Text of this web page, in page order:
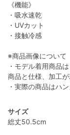
《機能》
・吸水速乾
・UVカット
・接触冷感
※商品画像について
・モデル着用商品
商品と仕様、加工が
・実際の商品はハ
サイズ
総丈50.5cm